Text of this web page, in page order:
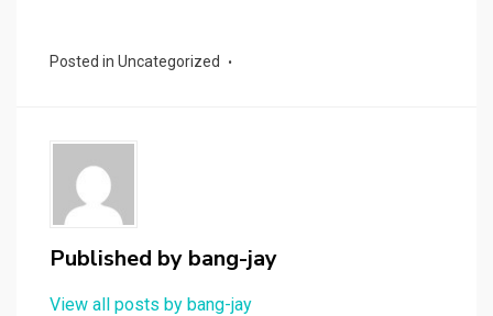
Posted in Uncategorized
Published by bang-jay
View all posts by bang-jay